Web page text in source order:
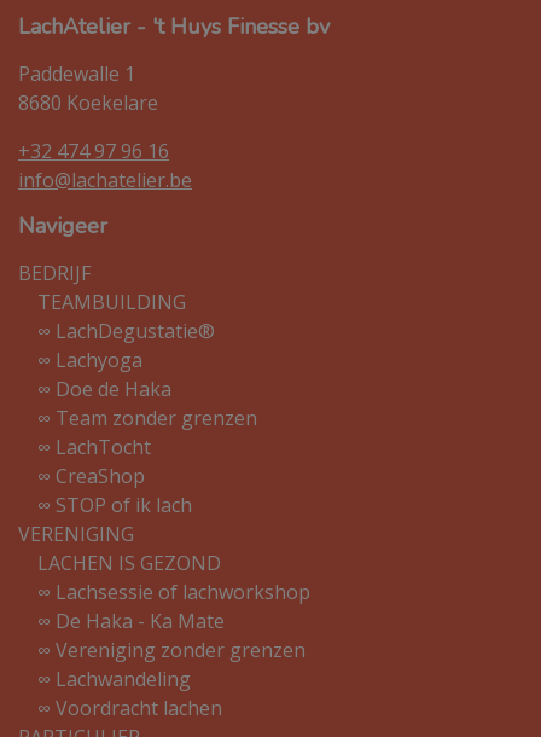
LachAtelier - 't Huys Finesse bv
Paddewalle 1
8680 Koekelare
+32 474 97 96 16
info@lachatelier.be
Navigeer
BEDRIJF
TEAMBUILDING
∞ LachDegustatie®
∞ Lachyoga
∞ Doe de Haka
∞ Team zonder grenzen
∞ LachTocht
∞ CreaShop
∞ STOP of ik lach
VERENIGING
LACHEN IS GEZOND
∞ Lachsessie of lachworkshop
∞ De Haka - Ka Mate
∞ Vereniging zonder grenzen
∞ Lachwandeling
∞ Voordracht lachen